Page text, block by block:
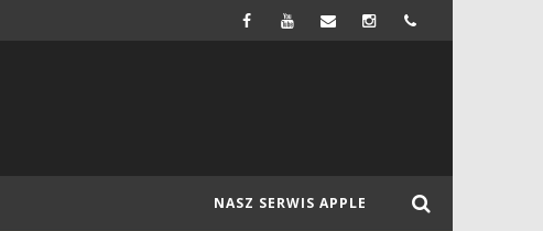
NEWSY
NASZ SERWIS APPLE